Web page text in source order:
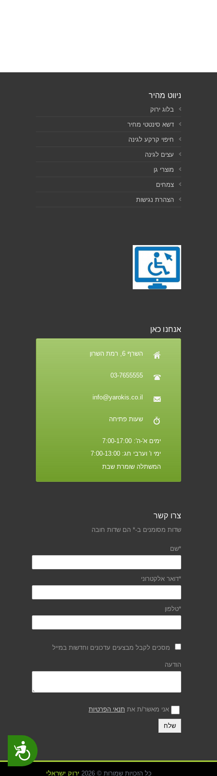
נגישות
ניווט מהיר
בלוג ירוק
דשא סינטטי מחיר
חיפוי קרקע לגינה
עצים לגינה
מוצרי גן
צמחים
הצהרת נגישות
אנחנו כאן
השרף 6, רמת השרון
03-7655555
info@yarokis.co.il
שעות פתיחה
ימים א'-ה': 7:00-17:00
ימי ו' וערבי חג: 7:00-13:00
המשתלה שומרת שבת
צרו קשר
שדות מסומנים ב-* הם שדות חובה
*שם
*דואר אלקטרוני
*טלפון
מסכים לקבל מבצעים עדכונים וחדשות במייל
הודעה
אני מאשר/ת את תנאי הפרטיות
כל הזכויות שמורות © 2026 ירוק ישראלי